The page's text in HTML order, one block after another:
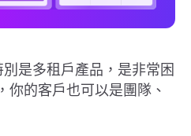
是多租戶產品，是非常困
你的客戶也可以是團隊、